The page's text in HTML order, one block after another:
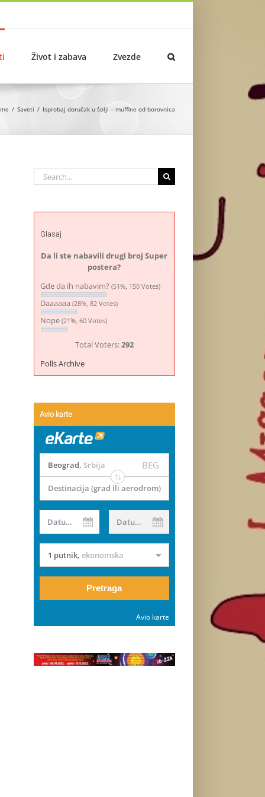
Život i zabava Zvezde
Saveti Isprobaj doručak u šolji – muffine od borovnica
Search
for:
Glasaj
Da li ste nabavili drugi broj Super
postera?
Gde da ih nabavim? (51%, 150 Votes)
Daaaaaa (28%, 82 Votes)
Nope (21%, 60 Votes)
Total Voters:292
Polls Archive
Avio karte
Beograd, Srbija BEG
Destinacija (grad ili aerodrom)
Datum od Datum do
1 putnik, ekonomska
Pretraga
Avio karte